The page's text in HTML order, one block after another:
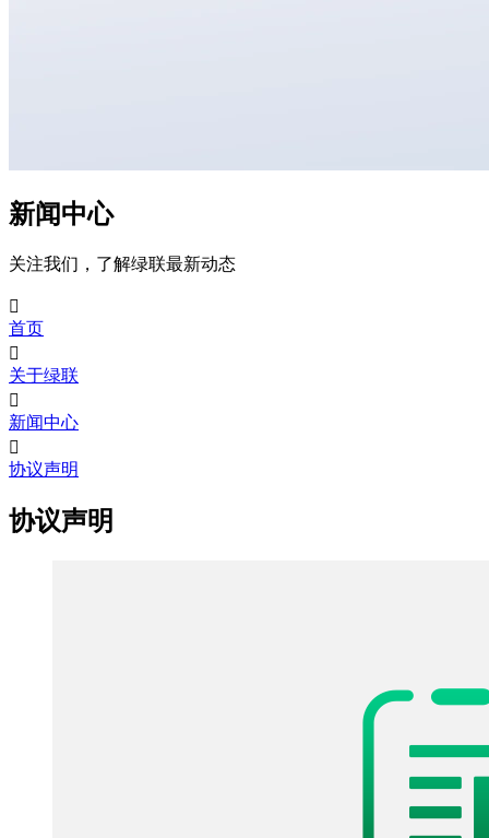
新闻中心
关注我们，了解绿联最新动态

首页

关于绿联

新闻中心

协议声明
协议声明